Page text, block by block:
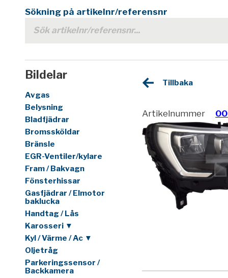
Sökning på artikelnr/referensnr
Bildelar
Avgas
Belysning
Bladfjädrar
Bromssköldar
Bränsle
EGR-Ventiler/kylare
Fram / Bakvagn
Fönsterhissar
Gasfjädrar / Elmotor
baklucka
Handtag / Lås
Karosseri ▼
Kyl / Värme / Ac ▼
Oljetråg
Parkeringssensor /
Backkamera
Tillbaka
Artikelnummer